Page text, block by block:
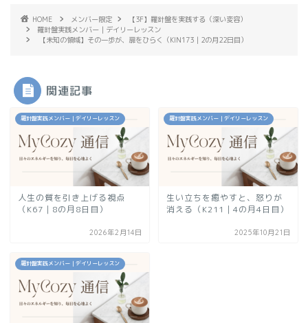
HOME メンバー限定
【3F】羅針盤を実践する（深い変容）
羅針盤実践メンバー｜デイリーレッスン
【未知の領域】その一歩が、扉をひらく（KIN173｜2の月22日目）
関連記事
羅針盤実践メンバー｜デイリーレッスン
人生の質を引き上げる視点
（K67｜8の月8日目）
2026年2月14日
羅針盤実践メンバー｜デイリーレッスン
生い立ちを癒やすと、怒りが
消える（K211｜4の月4日目）
2025年10月21日
羅針盤実践メンバー｜デイリーレッスン